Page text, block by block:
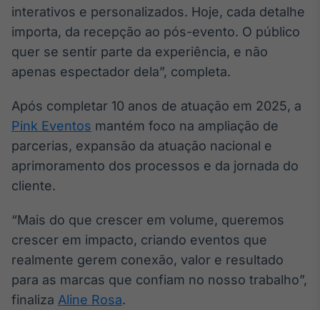
interativos e personalizados. Hoje, cada detalhe
importa, da recepção ao pós-evento. O público
quer se sentir parte da experiência, e não
apenas espectador dela”, completa.
Após completar 10 anos de atuação em 2025, a
Pink Eventos mantém foco na ampliação de
parcerias, expansão da atuação nacional e
aprimoramento dos processos e da jornada do
cliente.
“Mais do que crescer em volume, queremos
crescer em impacto, criando eventos que
realmente gerem conexão, valor e resultado
para as marcas que confiam no nosso trabalho”,
finaliza Aline Rosa.